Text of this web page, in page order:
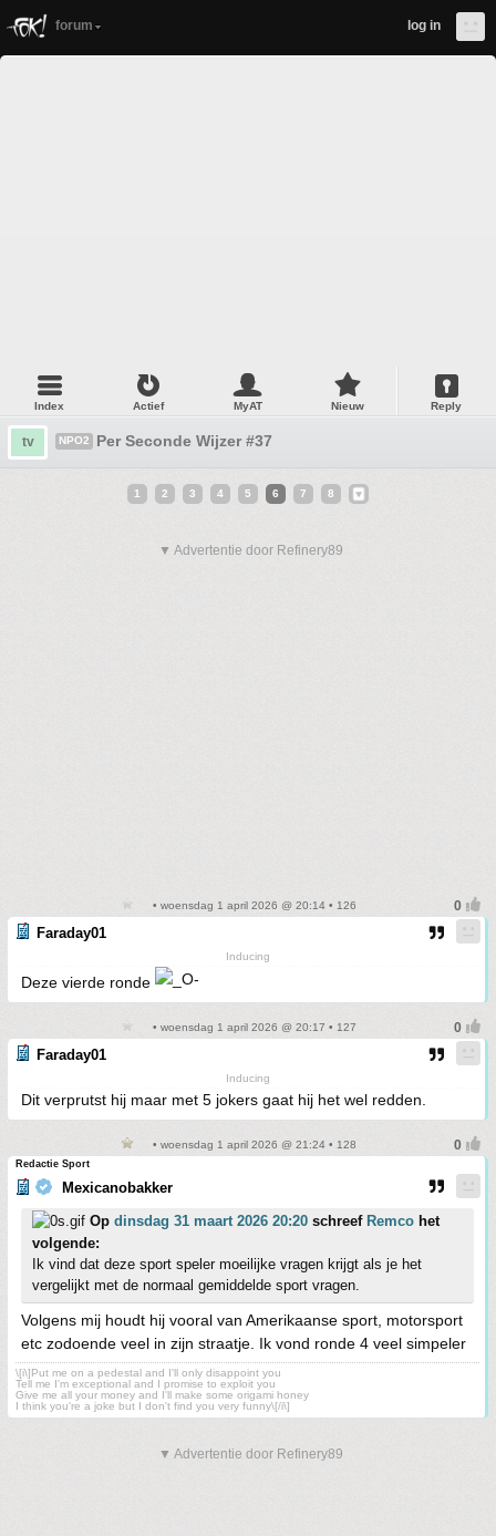
forum log in
Index Actief MyAT Nieuw Reply
tv NPO2 Per Seconde Wijzer #37
1 2 3 4 5 6 7 8
▼ Advertentie door Refinery89
• woensdag 1 april 2026 @ 20:14 • 126
Faraday01
Inducing
Deze vierde ronde
• woensdag 1 april 2026 @ 20:17 • 127
Faraday01
Inducing
Dit verprutst hij maar met 5 jokers gaat hij het wel redden.
• woensdag 1 april 2026 @ 21:24 • 128
Redactie Sport
Mexicanobakker
Op dinsdag 31 maart 2026 20:20 schreef Remco het
volgende:
Ik vind dat deze sport speler moeilijke vragen krijgt als je het
vergelijkt met de normaal gemiddelde sport vragen.
Volgens mij houdt hij vooral van Amerikaanse sport, motorsport
etc zodoende veel in zijn straatje. Ik vond ronde 4 veel simpeler
\[i\]Put me on a pedestal and I'll only disappoint you
Tell me I'm exceptional and I promise to exploit you
Give me all your money and I'll make some origami honey
I think you're a joke but I don't find you very funny\[/i\]
▼ Advertentie door Refinery89